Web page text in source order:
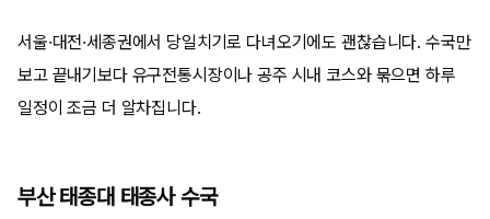
서울·대전·세종권에서 당일치기로 다녀오기에도 괜찮습니다. 수국만
보고 끝내기보다 유구전통시장이나 공주 시내 코스와 묶으면 하루
일정이 조금 더 알차집니다.
부산 태종대 태종사 수국